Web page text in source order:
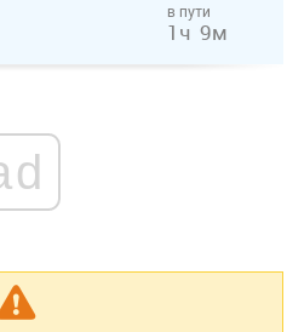
в пути
1ч 9м